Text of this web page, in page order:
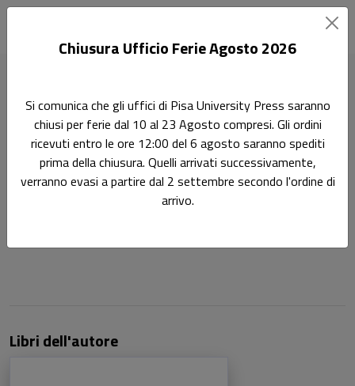
Paride Parravano
Pagina di Paride Parravano
Libri dell'autore
Chiusura Ufficio Ferie Agosto 2026
Si comunica che gli uffici di Pisa University Press saranno
chiusi per ferie dal 10 al 23 Agosto compresi. Gli ordini
ricevuti entro le ore 12:00 del 6 agosto saranno spediti
prima della chiusura. Quelli arrivati successivamente,
verranno evasi a partire dal 2 settembre secondo l'ordine di
arrivo.